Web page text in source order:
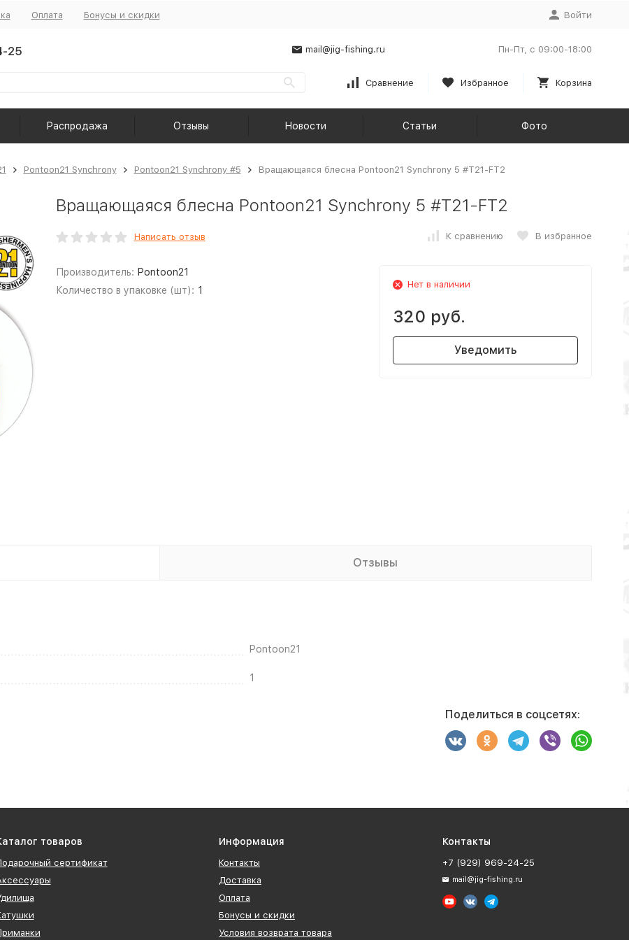
Оплата Бонусы и скидки Войти
25 mail@jig-fishing.ru Пн-Пт, с 09:00-18:00
Сравнение Избранное Корзина
Распродажа Отзывы Новости Статьи Фото
Pontoon21 Synchrony Pontoon21 Synchrony #5 Вращающаяся блесна Pontoon21 Synchrony 5 #T21-FT2
Вращающаяся блесна Pontoon21 Synchrony 5 #T21-FT2
Написать отзыв К сравнению В избранное
Производитель: Pontoon21
Количество в упаковке (шт): 1
Нет в наличии
320 руб.
Уведомить
Отзывы
Pontoon21
1
Поделиться в соцсетях:
товаров
сертификат
Информация
Контакты
Доставка
Оплата
Бонусы и скидки
Условия возврата товара
Контакты
+7 (929) 969-24-25
mail@jig-fishing.ru